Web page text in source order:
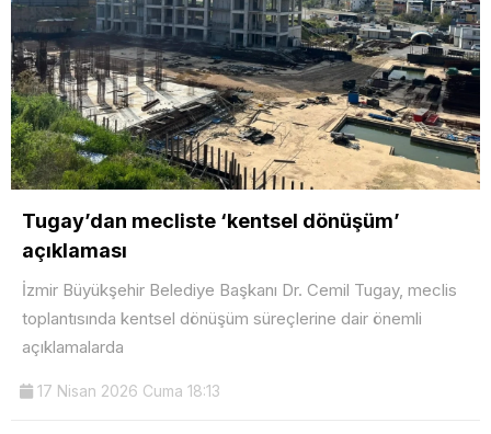
Tugay’dan mecliste ‘kentsel dönüşüm’
açıklaması
İzmir Büyükşehir Belediye Başkanı Dr. Cemil Tugay, meclis
toplantısında kentsel dönüşüm süreçlerine dair önemli
açıklamalarda
17 Nisan 2026 Cuma 18:13